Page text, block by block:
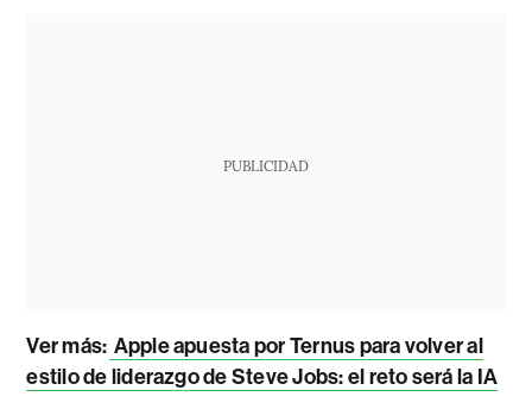
PUBLICIDAD
Ver más: Apple apuesta por Ternus para volver al
estilo de liderazgo de Steve Jobs: el reto será la IA